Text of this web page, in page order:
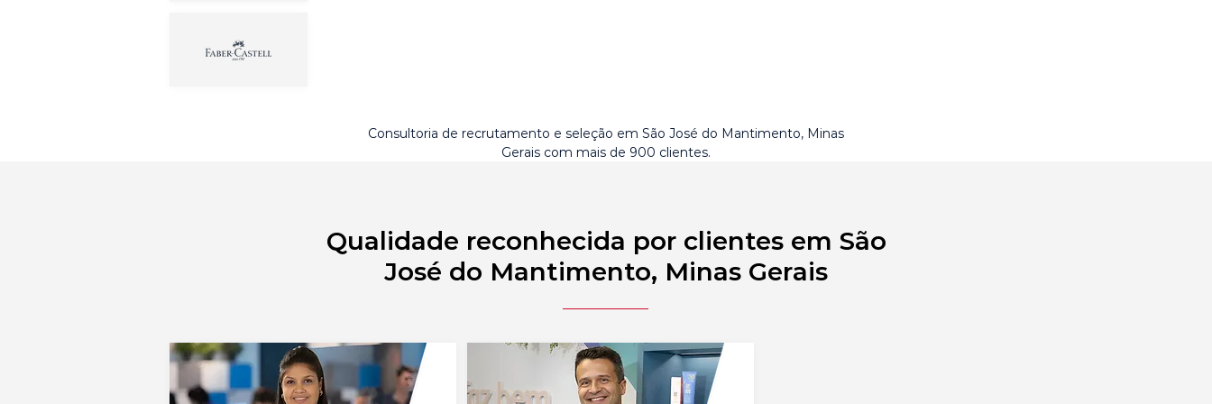
Consultoria de recrutamento e seleção em São José do Mantimento, Minas
Gerais com mais de 900 clientes.
Qualidade reconhecida por clientes em São
José do Mantimento, Minas Gerais